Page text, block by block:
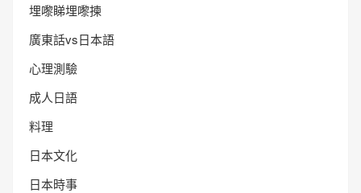
埋嚟睇埋嚟揀
廣東話vs日本語
心理測驗
成人日語
料理
日本文化
日本時事